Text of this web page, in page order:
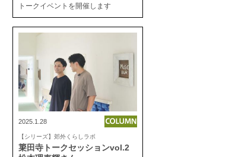
トークイベントを開催します
2025.1.28
【シリーズ】郊外くらしラボ
簗田寺トークセッションvol.2